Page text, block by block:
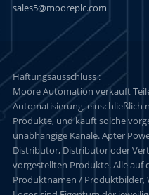
sales5@mooreplc.com
Haftungsausschluss :
Moore Automation verkauft
Automatisierung, einschließlich
Produkte, und kauft solche
unabhängige Kanäle. Apter
Distributor, Distributor oder
vorgestellten Produkte. Alle auf
Produktnamen / Produktbilder,